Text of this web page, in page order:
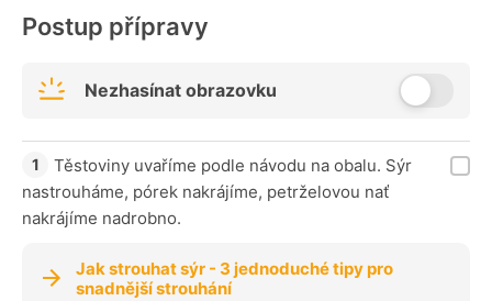
Postup přípravy
Nezhasínat obrazovku
Těstoviny uvaříme podle návodu na obalu. Sýr
nastrouháme, pórek nakrájíme, petrželovou nať
nakrájíme nadrobno.
Jak strouhat sýr - 3 jednoduché tipy pro
snadnější strouhání